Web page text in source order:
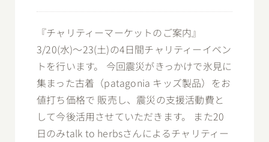
『チャリティーマーケットのご案内』
3/20(水)〜23(土)の4日間チャリティーイベン
トを行います。 今回震災がきっかけで氷見に
集まった古着（patagonia キッズ製品）をお
値打ち価格で 販売し、震災の支援活動費と
して今後活用させていただきます。 また20
日のみtalk to herbsさんによるチャリティー